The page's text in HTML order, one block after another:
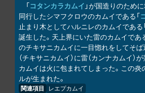
「コタンカラ カムイ 」が国造りのため
同行したシマフクロウのカムイである「
止まり木としてハルニレのカムイである
誕生した。天上界にいた雷のカムイであ
のチキサニカムイに一目惚れをしてそば
（チキサニカムイ）に雷（カンナカムイ）
カムイは火に包まれてしまった。この炎
ルが生まれた。
関連項目 レエプカムイ